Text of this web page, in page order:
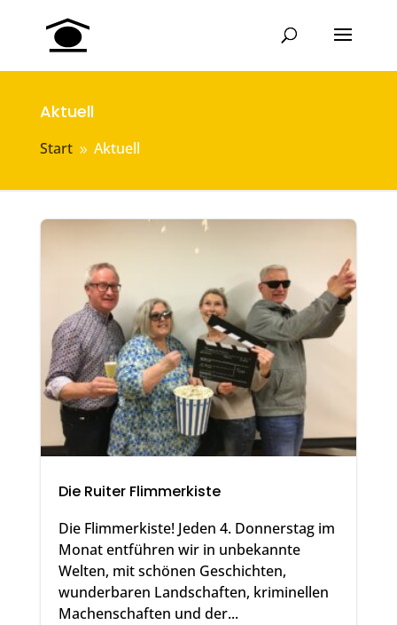
Aktuell
Start 9 Aktuell
Die Ruiter Flimmerkiste
Die Flimmerkiste! Jeden 4. Donnerstag im
Monat entführen wir in unbekannte
Welten, mit schönen Geschichten,
wunderbaren Landschaften, kriminellen
Machenschaften und der...